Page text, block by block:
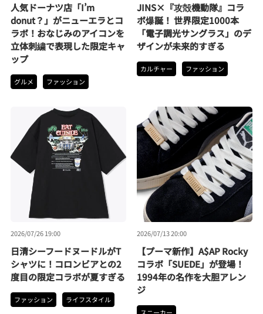
人気ドーナツ店「I’m
donut？」がニューエラとコ
ラボ！おなじみのアイコンを
立体刺繍で表現した限定キャ
ップ
グルメ ファッション
JINS×『攻殻機動隊』コラ
ボ爆誕！ 世界限定1000本
「電子調光サングラス」のデ
ザインが未来的すぎる
カルチャー ファッション
2026/07/26 19:00
日清シーフードヌードルがT
シャツに！コロンビアとの2
度目の限定コラボが夏すぎる
ファッション ライフスタイル
2026/07/13 20:00
【プーマ新作】A$AP Rocky
コラボ「SUEDE」が登場！
1994年の名作を大胆アレン
ジ
スニーカー